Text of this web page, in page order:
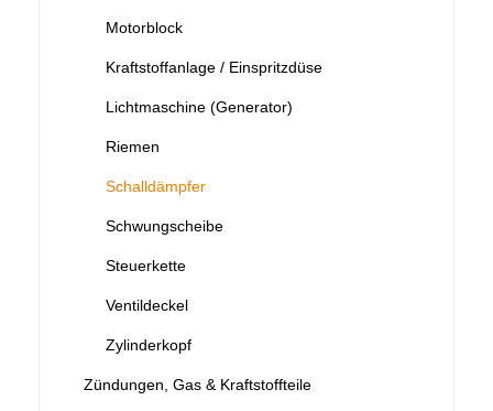
Motorblock
Kraftstoffanlage / Einspritzdüse
Lichtmaschine (Generator)
Riemen
Schalldämpfer
Schwungscheibe
Steuerkette
Ventildeckel
Zylinderkopf
Zündungen, Gas & Kraftstoffteile